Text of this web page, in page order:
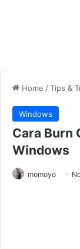
Home /Tips &
Windows
Cara Burn
Windows
momoyo